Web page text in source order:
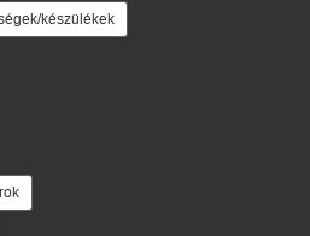
készülékek